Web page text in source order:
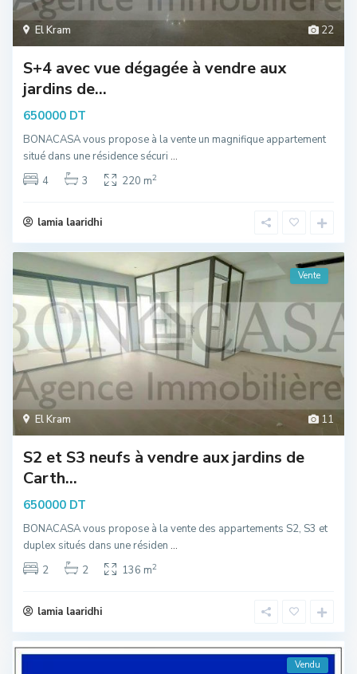
22
El Kram
S+4 avec vue dégagée à vendre aux
jardins de...
650000 DT
BONACASA vous propose à la vente un magnifique appartement
situé dans une résidence sécuri ...
4
3 220 m2
lamia laaridhi
11
El Kram
Vente
S2 et S3 neufs à vendre aux jardins de
Carth...
650000 DT
BONACASA vous propose à la vente des appartements S2, S3 et
duplex situés dans une résiden ...
2
2 136 m2
lamia laaridhi
Vendu